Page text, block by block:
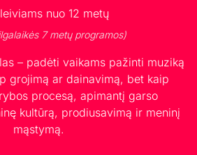
nuo 12 metų
7 metų programos)
– padėti vaikams pažinti muziką
grojimą ar dainavimą, bet kaip
procesą, apimantį garso
kultūrą, prodiusavimą ir meninį
mąstymą.